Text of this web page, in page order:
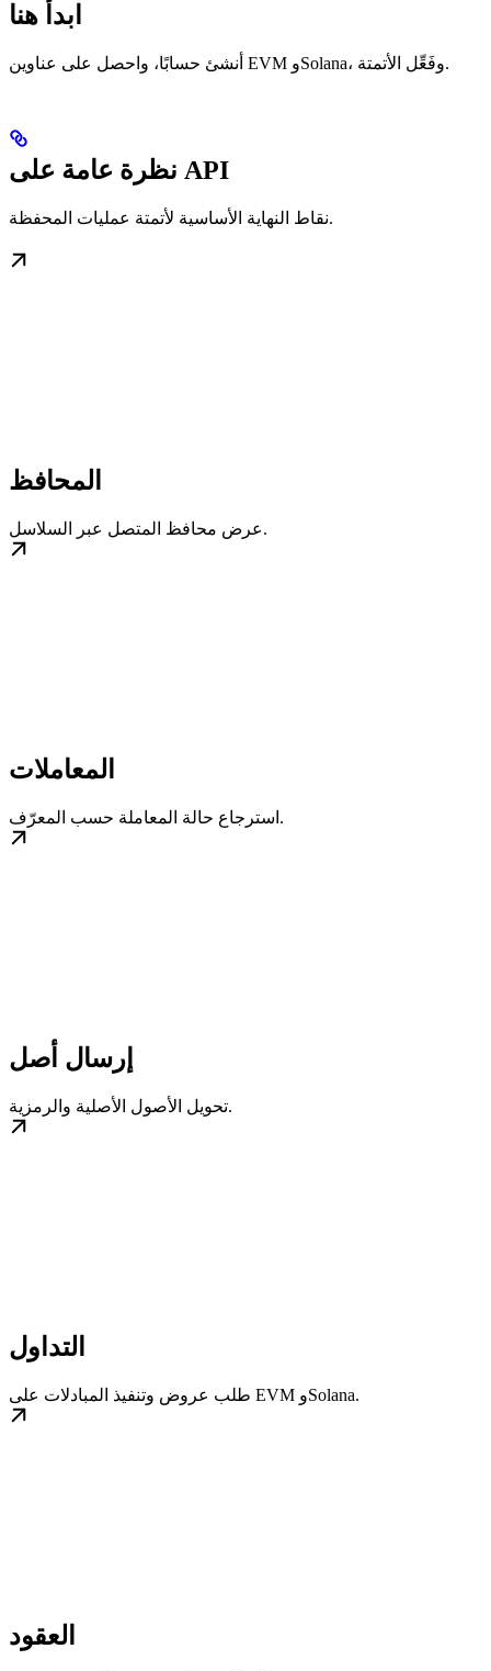
ابدأ هنا
أنشئ حسابًا، واحصل على عناوين EVM وSolana، وفَعِّل الأتمتة.
نظرة عامة على API
نقاط النهاية الأساسية لأتمتة عمليات المحفظة.
المحافظ
عرض محافظ المتصل عبر السلاسل.
المعاملات
استرجاع حالة المعاملة حسب المعرّف.
إرسال أصل
تحويل الأصول الأصلية والرمزية.
التداول
طلب عروض وتنفيذ المبادلات على EVM وSolana.
العقود